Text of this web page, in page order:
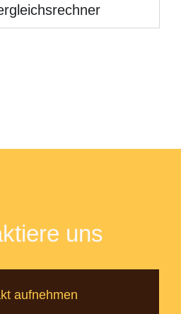
uns
aufnehmen